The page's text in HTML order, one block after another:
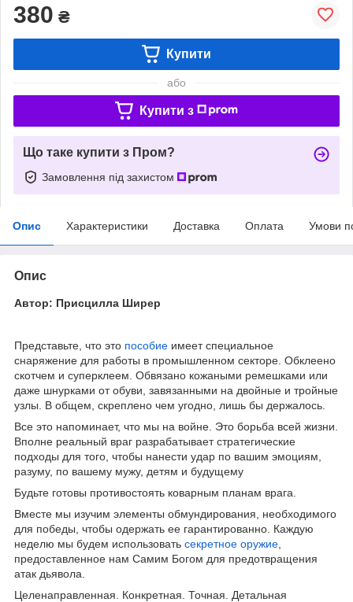
380 ₴
Купити
або
Купити з
Що таке купити з Пром?
Замовлення під захистом
Опис Характеристики Доставка Оплата Умови
Опис
Автор: Присцилла Ширер
Представьте, что это пособие имеет специальное
снаряжение для работы в промышленном секторе. Обклеено
скотчем и суперклеем. Обвязано кожаными ремешками или
даже шнурками от обуви, завязанными на двойные и тройные
узлы. В общем, скреплено чем угодно, лишь бы держалось.
Все это напоминает, что мы на войне. Это борьба всей жизни.
Вполне реальный враг разрабатывает стратегические
подходы для того, чтобы нанести удар по вашим эмоциям,
разуму, по вашему мужу, детям и будущему
Будьте готовы противостоять коварным планам врага.
Вместе мы изучим элементы обмундирования, необходимого
для победы, чтобы одержать ее гарантированно. Каждую
неделю мы будем использовать секретное оружие
предоставленное нам Самим Богом для предотвращения
атак дьявола.
Целенаправленная. Конкретная. Точная. Детальная